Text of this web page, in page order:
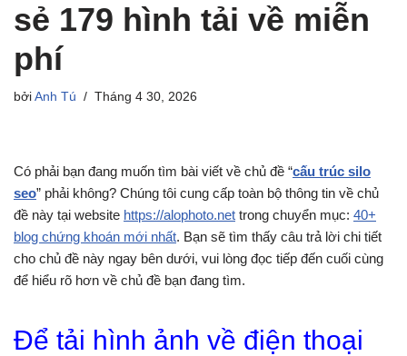
sẻ 179 hình tải về miễn
phí
bởi Anh Tú Tháng 4 30, 2026
Có phải bạn đang muốn tìm bài viết về chủ đề “cấu trúc silo
seo” phải không? Chúng tôi cung cấp toàn bộ thông tin về chủ
đề này tại website https://alophoto.net trong chuyển mục: 40+
blog chứng khoán mới nhất. Bạn sẽ tìm thấy câu trả lời chi tiết
cho chủ đề này ngay bên dưới, vui lòng đọc tiếp đến cuối cùng
để hiểu rõ hơn về chủ đề bạn đang tìm.
Để tải hình ảnh về điện thoại